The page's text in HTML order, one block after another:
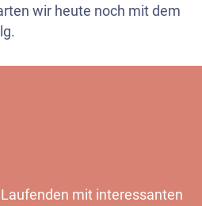
wir heute noch mit dem
mit interessanten